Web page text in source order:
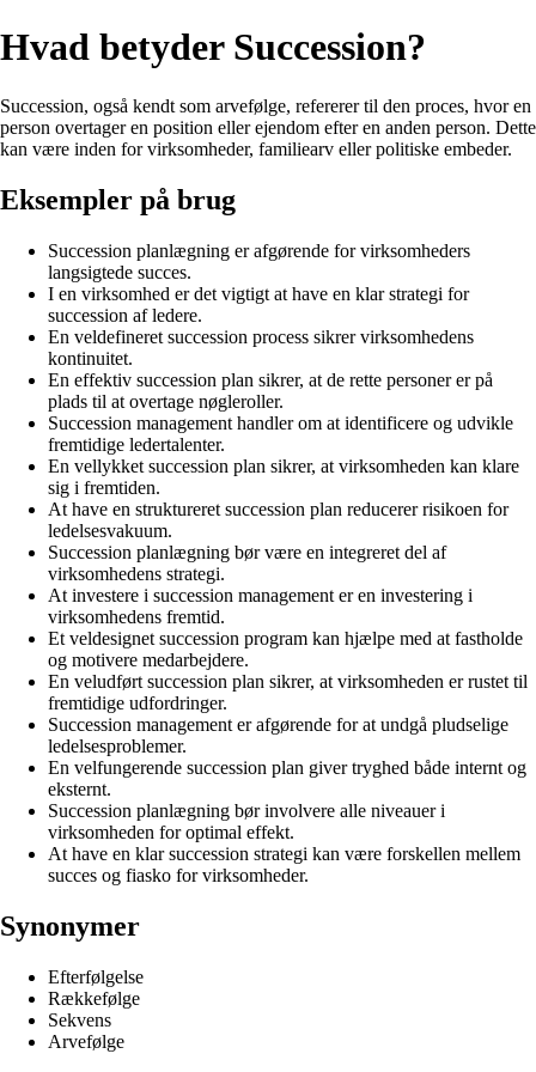
Hvad betyder Succession?
Succession, også kendt som arvefølge, refererer til den proces, hvor en
person overtager en position eller ejendom efter en anden person. Dette
kan være inden for virksomheder, familiearv eller politiske embeder.
Eksempler på brug
Succession planlægning er afgørende for virksomheders
langsigtede succes.
I en virksomhed er det vigtigt at have en klar strategi for
succession af ledere.
En veldefineret succession process sikrer virksomhedens
kontinuitet.
En effektiv succession plan sikrer, at de rette personer er på
plads til at overtage nøgleroller.
Succession management handler om at identificere og udvikle
fremtidige ledertalenter.
En vellykket succession plan sikrer, at virksomheden kan klare
sig i fremtiden.
At have en struktureret succession plan reducerer risikoen for
ledelsesvakuum.
Succession planlægning bør være en integreret del af
virksomhedens strategi.
At investere i succession management er en investering i
virksomhedens fremtid.
Et veldesignet succession program kan hjælpe med at fastholde
og motivere medarbejdere.
En veludført succession plan sikrer, at virksomheden er rustet til
fremtidige udfordringer.
Succession management er afgørende for at undgå pludselige
ledelsesproblemer.
En velfungerende succession plan giver tryghed både internt og
eksternt.
Succession planlægning bør involvere alle niveauer i
virksomheden for optimal effekt.
At have en klar succession strategi kan være forskellen mellem
succes og fiasko for virksomheder.
Synonymer
Efterfølgelse
Rækkefølge
Sekvens
Arvefølge